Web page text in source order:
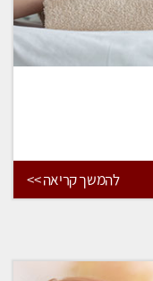
להמשך קריאה >>